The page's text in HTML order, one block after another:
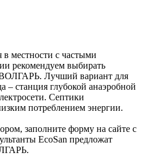
местности с частыми
рекомендуем выбирать
Лучший вариант для
– станция глубокой анаэробной
Септики
потреблением энергии.
заполните форму на сайте с
EcoSan предложат